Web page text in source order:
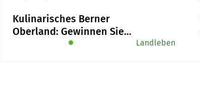
Kulinarisches Berner
Oberland: Gewinnen Sie
das Buch «Alpe-Chuchi»
✹ Landleben